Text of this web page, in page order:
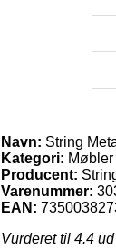
Navn: String
Kategori:
Producent:
Varenummer:
EAN:
Vurderet til 4.4